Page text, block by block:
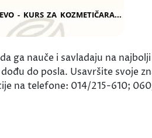
ga nauče i savladaju na
do posla. Usavršite svoje
na telefone: 014/215-610;